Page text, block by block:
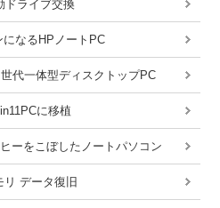
ドライブ交換
なるHPノートPC
代一体型ディスクトップPC
に移植
ーをこぼしたノートパソコン
データ復旧